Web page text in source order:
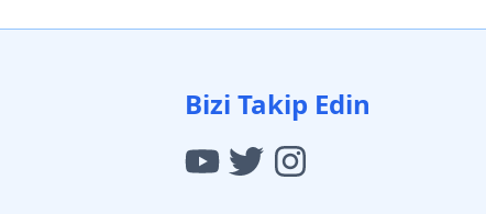
Bizi Takip Edin